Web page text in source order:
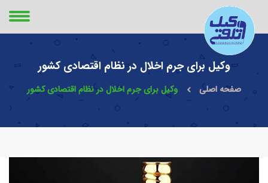
وکیل برای جرم اخلال در نظام اقتصادی کشور
صفحه اصلی وکیل برای جرم اخلال در نظام اقتصادی کشور